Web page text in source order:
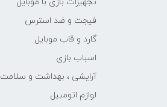
تجهیزات بازی با موبایل
فیجت و ضد استرس
گارد و قاب موبایل
اسباب بازی
آرایشی ، بهداشت و سلامت
لوازم اتومبیل